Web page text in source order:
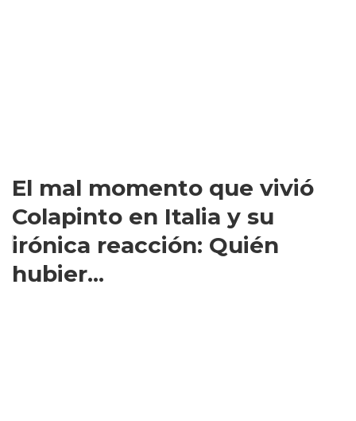
El mal momento que vivió
Colapinto en Italia y su
irónica reacción: Quién
hubier...